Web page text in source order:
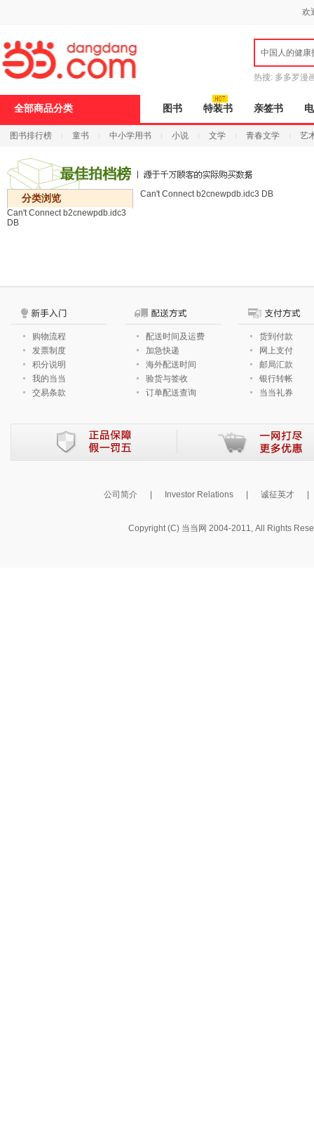
欢
中国人的健康
热搜: 多多罗漫
全部商品分类 图书 特装书 亲签书
图书排行榜 童书 中小学用书 小说 文学 青春文学 艺
分类浏览
Can't Connect b2cnewpdb.idc3
DB
Can't Connect b2cnewpdb.idc3 DB
打
开
无
障
页
加
键
打
购物流程
发票制度
积分说明
我的当当
交易条款
配送时间及运费
加急快递
海外配送时间
验货与签收
订单配送查询
货到付款
网上支付
邮局汇款
银行转帐
当当礼券
公司简介 Investor Relations 诚征英才
Copyright (C) 当当网 2004-2011, All Rights